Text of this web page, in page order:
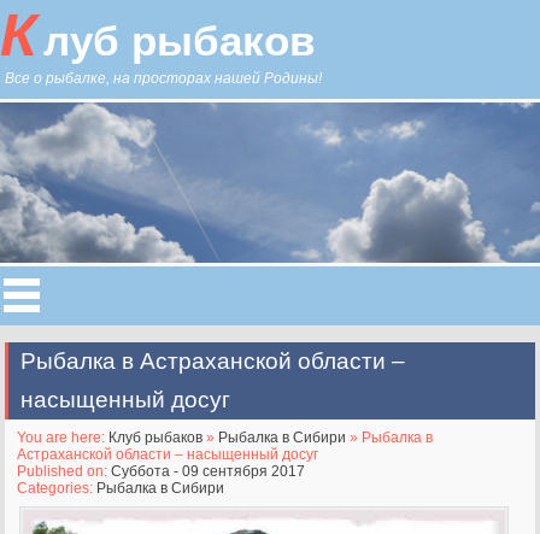
Клуб рыбаков
Все о рыбалке, на просторах нашей Родины!
Рыбалка в Астраханской области –
насыщенный досуг
You are here: Клуб рыбаков » Рыбалка в Сибири » Рыбалка в
Астраханской области – насыщенный досуг
Published on:Суббота - 09 сентября 2017
Categories: Рыбалка в Сибири